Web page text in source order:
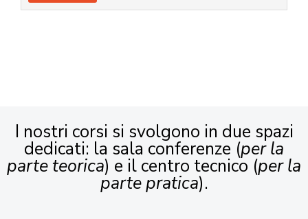
I nostri corsi si svolgono in due spazi
dedicati: la sala conferenze (per la
parte teorica) e il centro tecnico (per la
parte pratica).